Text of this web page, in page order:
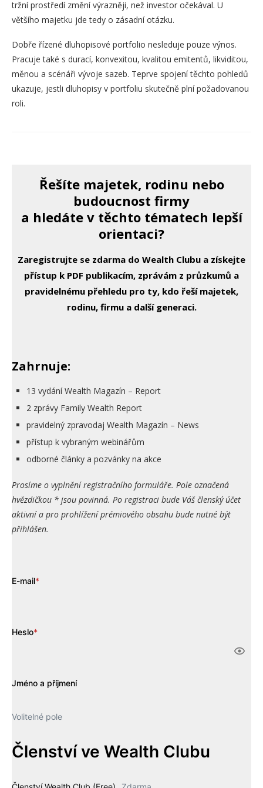
tržní prostředí změní výrazněji, než investor očekával. U
většího majetku jde tedy o zásadní otázku.
Dobře řízené dluhopisové portfolio nesleduje pouze výnos.
Pracuje také s durací, konvexitou, kvalitou emitentů, likviditou,
měnou a scénáři vývoje sazeb. Teprve spojení těchto pohledů
ukazuje, jestli dluhopisy v portfoliu skutečně plní požadovanou
roli.
Řešíte majetek, rodinu nebo
budoucnost firmy
a hledáte v těchto tématech lepší
orientaci?
Zaregistrujte se zdarma do Wealth Clubu a získejte
přístup k PDF publikacím, zprávám z průzkumů a
pravidelnému přehledu pro ty, kdo řeší majetek,
rodinu, firmu a další generaci.
Zahrnuje:
13 vydání Wealth Magazín – Report
2 zprávy Family Wealth Report
pravidelný zpravodaj Wealth Magazín – News
přístup k vybraným webinářům
odborné články a pozvánky na akce
Prosíme o vyplnění registračního formuláře. Pole označená
hvězdičkou * jsou povinná. Po registraci bude Váš členský účet
aktivní a pro prohlížení prémiového obsahu bude nutné být
přihlášen.
E-mail*
Heslo*
Jméno a příjmení
Volitelné pole
Členství ve Wealth Clubu